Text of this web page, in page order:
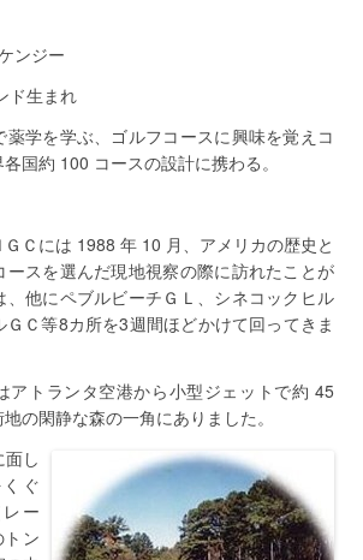
ンジー
ド生まれ
学を学ぶ、ゴルフコースに興味を覚えコ
国約 100 コースの設計に携わる。
Ｃには 1988 年 10 月、アメリカの歴史と
ースを選んだ現地視察の際に訪れたことが
、他にペブルビーチＧＬ、シネコックヒル
ＧＣ等8カ所を3週間ほどかけて回ってきま
アトランタ空港から小型ジェットで約 45
の閑静な森の一角にありました。
し
ぐ
ー
ン